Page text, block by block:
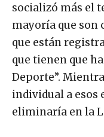
socializó más el
mayoría que son
que están
que tienen que
Deporte”.
individual a esos
eliminaría en la